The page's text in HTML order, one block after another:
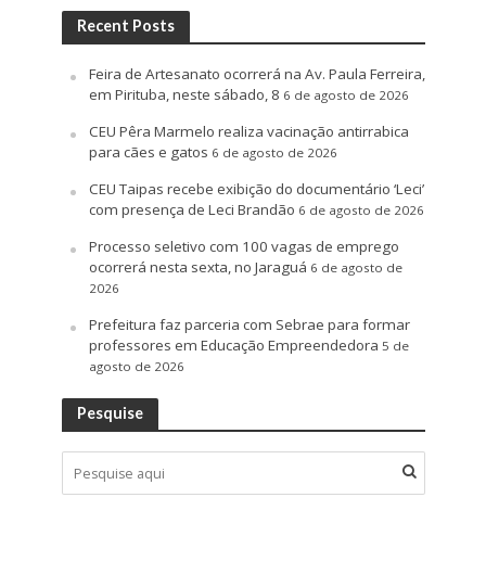
Recent Posts
Feira de Artesanato ocorrerá na Av. Paula Ferreira,
em Pirituba, neste sábado, 8 6 de agosto de 2026
CEU Pêra Marmelo realiza vacinação antirrabica
para cães e gatos 6 de agosto de 2026
CEU Taipas recebe exibição do documentário ‘Leci’
com presença de Leci Brandão 6 de agosto de 2026
Processo seletivo com 100 vagas de emprego
ocorrerá nesta sexta, no Jaraguá 6 de agosto de
2026
Prefeitura faz parceria com Sebrae para formar
professores em Educação Empreendedora 5 de
agosto de 2026
Pesquise